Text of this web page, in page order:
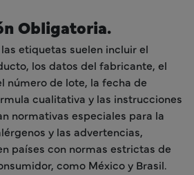
Obligatoria.
etiquetas suelen incluir el
los datos del fabricante, el
número de lote, la fecha de
cualitativa y las instrucciones
normativas especiales para la
y las advertencias,
países con normas estrictas de
como México y Brasil.